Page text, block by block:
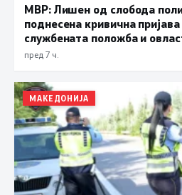
МВР: Лишен од слобода
поднесена кривична
службената положба и
пред 7 ч.
МАКЕДОНИЈА